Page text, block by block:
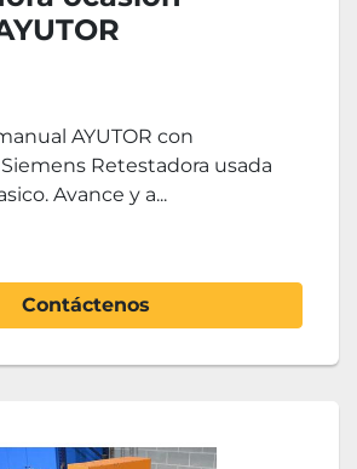
AYUTOR con
Retestadora usada
Avance y a...
Contáctenos